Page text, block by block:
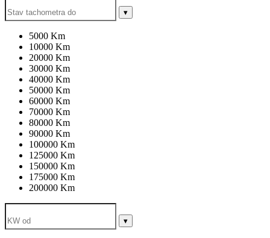
▾
5000 Km
10000 Km
20000 Km
30000 Km
40000 Km
50000 Km
60000 Km
70000 Km
80000 Km
90000 Km
100000 Km
125000 Km
150000 Km
175000 Km
200000 Km
▾